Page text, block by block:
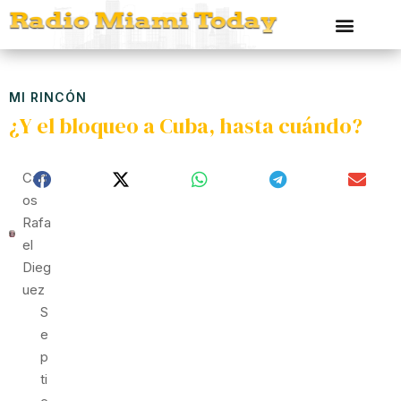
MI RINCÓN
¿Y el bloqueo a Cuba, hasta cuándo?
Carl
Os
Rafa
El
Dieg
Uez
S
E
P
Ti